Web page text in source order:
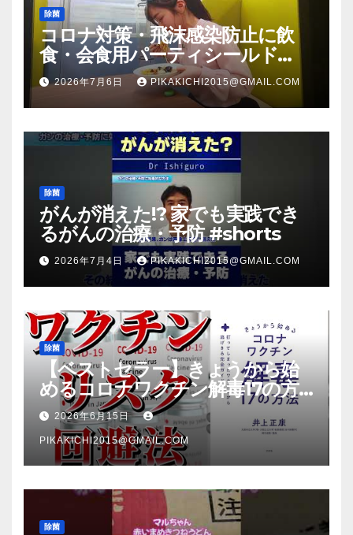
除菌
コロナ対策・飛沫感染防止に飲
食・会食用パーティシールド
（マスク会食代替品）ＦＢＣ福井
放送のＴＶ番組での紹介映像
2026年7月6日 PIKAKICHI2015@GMAIL.COM
除菌
がんが消えた!? 家でも実践でき
るがんの治療・予防 #shorts
2026年7月4日 PIKAKICHI2015@GMAIL.COM
除菌
【ベストセラー】きょうから始
めるコロナワクチン解毒17の方
法【本要約】
2026年6月15日
PIKAKICHI2015@GMAIL.COM
除菌